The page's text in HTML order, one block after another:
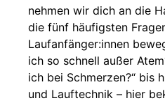
nehmen wir dich an die
die fünf häufigsten
Laufanfänger:innen
ich so schnell außer
ich bei Schmerzen?“ bis
und Lauftechnik – hier